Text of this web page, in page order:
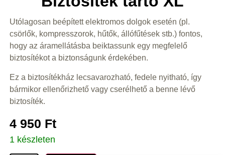
Utólagosan beépített elektromos dolgok esetén (pl.
csörlők, kompresszorok, hűtők, állófűtések stb.) fontos,
hogy az áramellátásba beiktassunk egy megfelelő
biztosítékot a biztonságunk érdekében.
Ez a biztosítékház lecsavarozható, fedele nyitható, így
bármikor ellenőrizhető vagy cserélhető a benne lévő
biztosíték.
4 950 Ft
1 készleten